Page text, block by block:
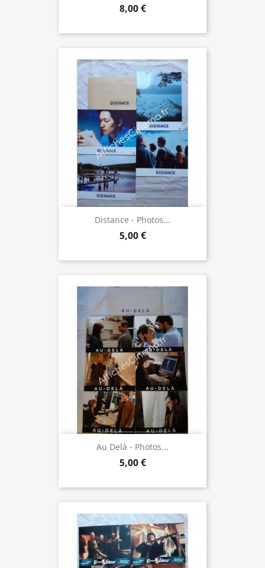
8,00 €
Distance - Photos...
5,00 €
Au Delà - Photos...
5,00 €